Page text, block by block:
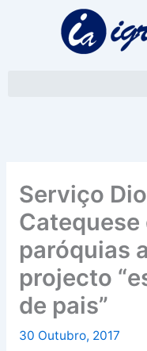
Serviço
Catequese
paróquias
projecto
de pais”
30 Outubro, 2017